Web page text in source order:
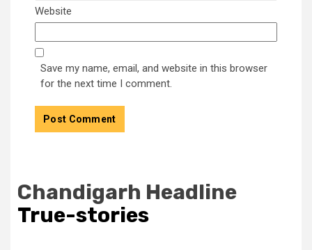
Website
Save my name, email, and website in this browser
for the next time I comment.
Chandigarh Headline
True-stories